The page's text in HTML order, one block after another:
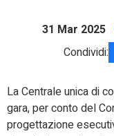
31 Mar 2025
Condividi:
La Centrale unica di
gara, per conto del
progettazione